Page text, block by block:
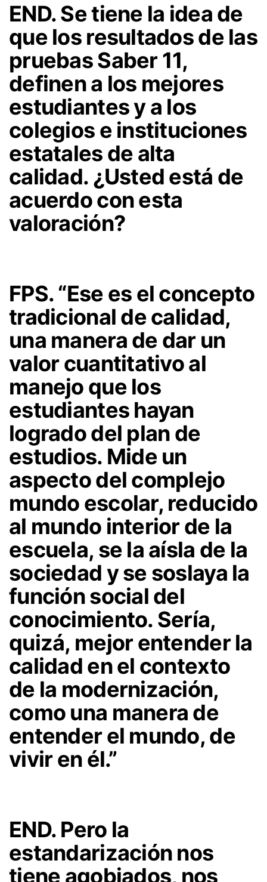
END. Se tiene la idea de
que los resultados de las
pruebas Saber 11,
definen a los mejores
estudiantes y a los
colegios e instituciones
estatales de alta
calidad. ¿Usted está de
acuerdo con esta
valoración?
FPS. “Ese es el concepto
tradicional de calidad,
una manera de dar un
valor cuantitativo al
manejo que los
estudiantes hayan
logrado del plan de
estudios. Mide un
aspecto del complejo
mundo escolar, reducido
al mundo interior de la
escuela, se la aísla de la
sociedad y se soslaya la
función social del
conocimiento. Sería,
quizá, mejor entender la
calidad en el contexto
de la modernización,
como una manera de
entender el mundo, de
vivir en él.”
END. Pero la
estandarización nos
tiene agobiados, nos